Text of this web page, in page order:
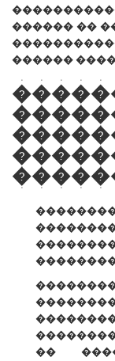
������ ��
������
��